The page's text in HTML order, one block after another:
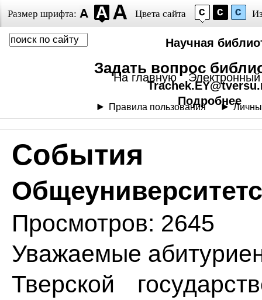
Размер шрифта: Цвета сайта
Задать вопрос
Подробнее
Научная
На главную Электронный
Правила пользования
События
Просмотров: 2645
Уважаемые
Тверской